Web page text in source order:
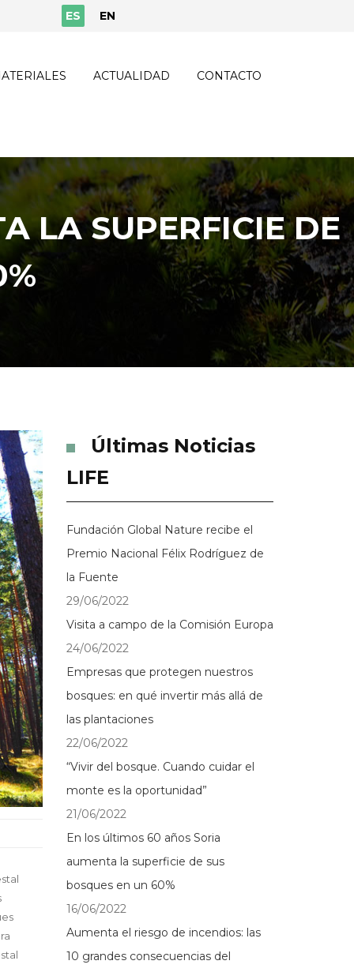
ES EN
ACTUALIDAD CONTACTO
LA SUPERFICIE DE
Últimas Noticias
LIFE
Fundación Global Nature recibe el
Premio Nacional Félix Rodríguez de
la Fuente
29/06/2022
Visita a campo de la Comisión Europa
24/06/2022
Empresas que protegen nuestros
bosques: en qué invertir más allá de
las plantaciones
22/06/2022
“Vivir del bosque. Cuando cuidar el
monte es la oportunidad”
21/06/2022
En los últimos 60 años Soria
aumenta la superficie de sus
bosques en un 60%
16/06/2022
Aumenta el riesgo de incendios: las
10 grandes consecuencias del